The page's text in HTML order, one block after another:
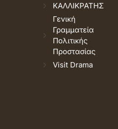
ΚΑΛΛΙΚΡΑΤΗΣ
Γενική
Γραμματεία
Πολιτικής
Προστασίας
Visit Drama